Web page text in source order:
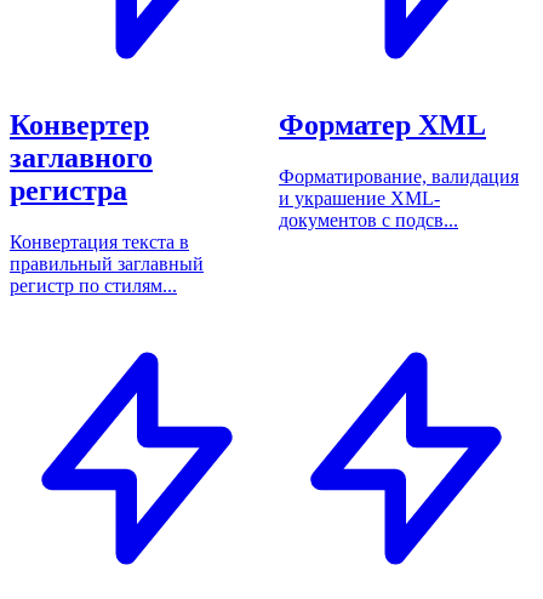
Конвертер
заглавного
регистра
Конвертация текста в
правильный заглавный
регистр по стилям...
Форматер XML
Форматирование, валидация
и украшение XML-
документов с подсв...